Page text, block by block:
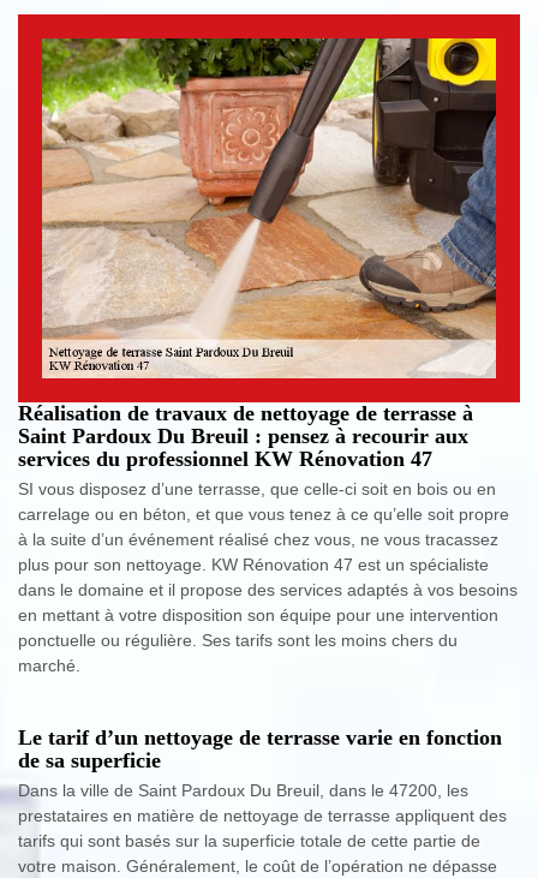
Réalisation de travaux de nettoyage de terrasse à
Saint Pardoux Du Breuil : pensez à recourir aux
services du professionnel KW Rénovation 47
SI vous disposez d’une terrasse, que celle-ci soit en bois ou en
carrelage ou en béton, et que vous tenez à ce qu’elle soit propre
à la suite d’un événement réalisé chez vous, ne vous tracassez
plus pour son nettoyage. KW Rénovation 47 est un spécialiste
dans le domaine et il propose des services adaptés à vos besoins
en mettant à votre disposition son équipe pour une intervention
ponctuelle ou régulière. Ses tarifs sont les moins chers du
marché.
Le tarif d’un nettoyage de terrasse varie en fonction
de sa superficie
Dans la ville de Saint Pardoux Du Breuil, dans le 47200, les
prestataires en matière de nettoyage de terrasse appliquent des
tarifs qui sont basés sur la superficie totale de cette partie de
votre maison. Généralement, le coût de l’opération ne dépasse